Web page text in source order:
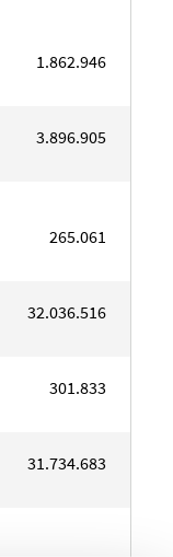
1.862.946
3.896.905
265.061
32.036.516
301.833
31.734.683